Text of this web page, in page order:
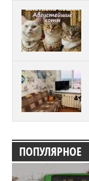
ПОПУЛЯРНОЕ